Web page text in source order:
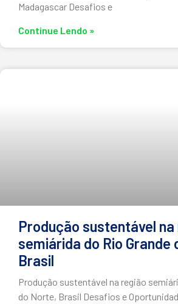
Madagascar Desafios e
Continue Lendo »
Produção sustentável na
semiárida do Rio Grande
Brasil
Produção sustentável na região
do Norte, Brasil Desafios e